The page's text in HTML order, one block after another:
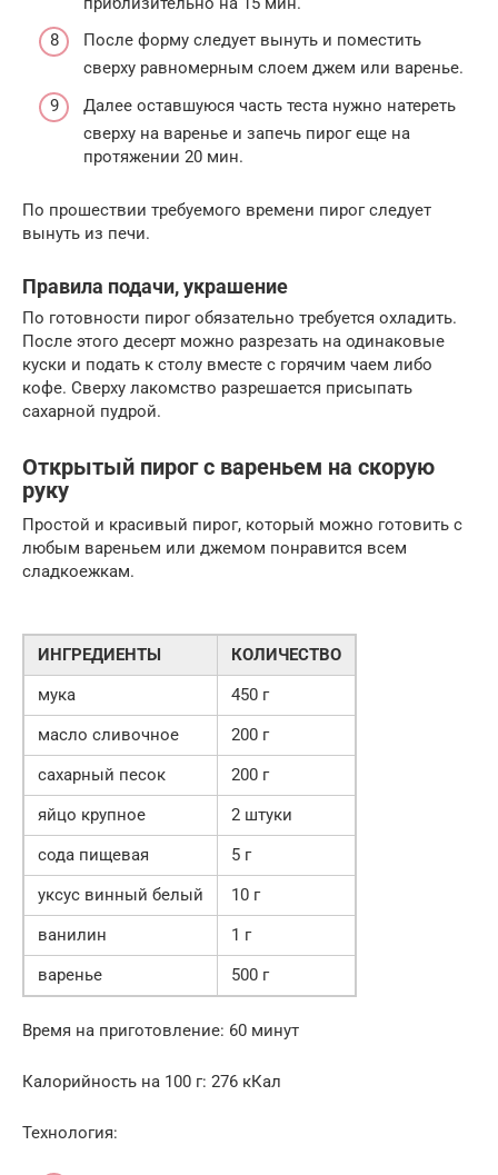
После форму следует вынуть и поместить
сверху равномерным слоем джем или варенье.
Далее оставшуюся часть теста нужно натереть
сверху на варенье и запечь пирог еще на
протяжении 20 мин.
По прошествии требуемого времени пирог следует
вынуть из печи.
Правила подачи, украшение
По готовности пирог обязательно требуется охладить.
После этого десерт можно разрезать на одинаковые
куски и подать к столу вместе с горячим чаем либо
кофе. Сверху лакомство разрешается присыпать
сахарной пудрой.
Открытый пирог с вареньем на скорую
руку
Простой и красивый пирог, который можно готовить с
любым вареньем или джемом понравится всем
сладкоежкам.
ИНГРЕДИЕНТЫ
КОЛИЧЕСТВО
мука
450 г
масло сливочное
200 г
сахарный песок
200 г
яйцо крупное
2 штуки
сода пищевая
5 г
уксус винный белый
10 г
ванилин
1 г
варенье
500 г
Время на приготовление: 60 минут
Калорийность на 100 г: 276 кКал
Технология: